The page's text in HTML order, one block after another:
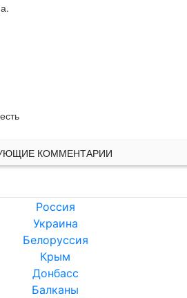
КОММЕНТАРИИ
Россия
Украина
Белоруссия
Крым
Донбасс
Балканы